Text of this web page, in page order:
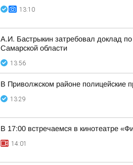
13:10
А.И. Бастрыкин затребовал доклад
Самарской области
13:56
В Приволжском районе полицейские
13:29
В 17:00 встречаемся в кинотеатре
14:01